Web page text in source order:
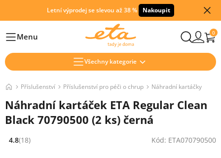
Letní výprodej se slevou až 38 % Nakoupit
HlavníMenu 0
Všechny kategorie
Příslušenství Příslušenství pro péči o chrup Náhradní kartáčky
Náhradní kartáček ETA Regular Clean
Black 70790500 (2 ks) černá
Hodnocení: 4.8 z 5 (18 recenzí)
4.8(18) Kód: ETA070790500